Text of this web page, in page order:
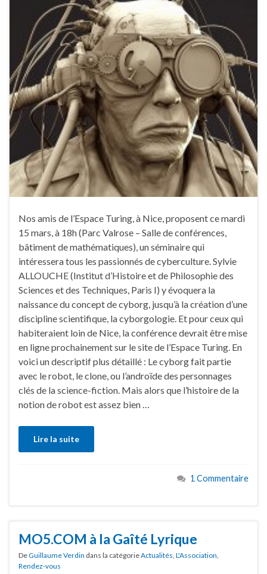
Nos amis de l’Espace Turing, à Nice, proposent ce mardi
15 mars, à 18h (Parc Valrose – Salle de conférences,
bâtiment de mathématiques), un séminaire qui
intéressera tous les passionnés de cyberculture. Sylvie
ALLOUCHE (Institut d’Histoire et de Philosophie des
Sciences et des Techniques, Paris I) y évoquera la
naissance du concept de cyborg, jusqu’à la création d’une
discipline scientifique, la cyborgologie. Et pour ceux qui
habiteraient loin de Nice, la conférence devrait être mise
en ligne prochainement sur le site de l’Espace Turing. En
voici un descriptif plus détaillé : Le cyborg fait partie
avec le robot, le clone, ou l’androïde des personnages
clés de la science-fiction. Mais alors que l’histoire de la
notion de robot est assez bien …
Lire la suite
1 Commentaire
MO5.COM à la Gaîté Lyrique
DeGuillaume Verdin dans la catégorieActualités L'Association
Rendez-vous